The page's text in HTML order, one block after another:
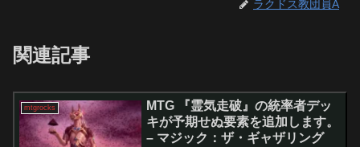
ラクドス教団員A
関連記事
mtgrocks
MTG 『霊気走破』の統率者デッ
キが予期せぬ要素を追加します。
– マジック：ザ・ギャザリング